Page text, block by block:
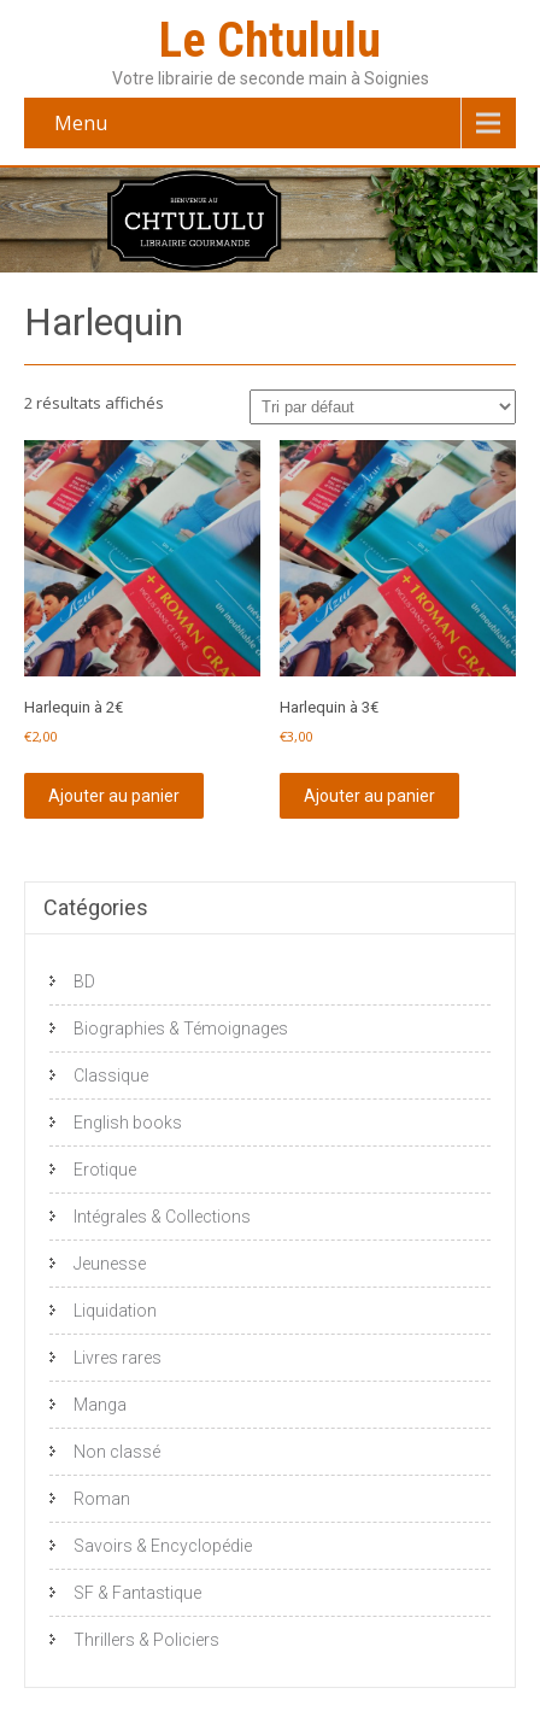
Le Chtululu
Votre librairie de seconde main à Soignies
Menu
Harlequin
2 résultats affichés
Harlequin à 2€
€2,00
Ajouter au panier
Harlequin à 3€
€3,00
Ajouter au panier
Catégories
BD
Biographies & Témoignages
Classique
English books
Erotique
Intégrales & Collections
Jeunesse
Liquidation
Livres rares
Manga
Non classé
Roman
Savoirs & Encyclopédie
SF & Fantastique
Thrillers & Policiers